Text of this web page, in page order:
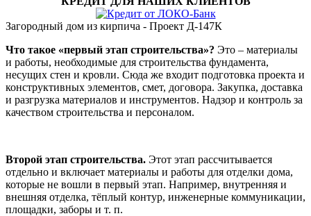
Загородный дом из кирпича - Проект Д-147К
Что такое «первый этап строительства»? Это – материалы
и работы, необходимые для строительства фундамента,
несущих стен и кровли. Сюда же входит подготовка проекта и
конструктивных элементов, смет, договора. Закупка, доставка
и разгрузка материалов и инструментов. Надзор и контроль за
качеством строительства и персоналом.
Второй этап строительства. Этот этап рассчитывается
отдельно и включает материалы и работы для отделки дома,
которые не вошли в первый этап. Например, внутренняя и
внешняя отделка, тёплый контур, инженерные коммуникации,
площадки, заборы и т. п.